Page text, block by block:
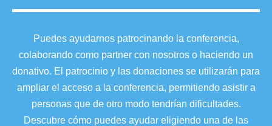
Puedes ayudarnos patrocinando la conferencia,
colaborando como partner con nosotros o haciendo un
donativo. El patrocinio y las donaciones se utilizarán para
ampliar el acceso a la conferencia, permitiendo asistir a
personas que de otro modo tendrían dificultades.
Descubre cómo puedes ayudar eligiendo una de las